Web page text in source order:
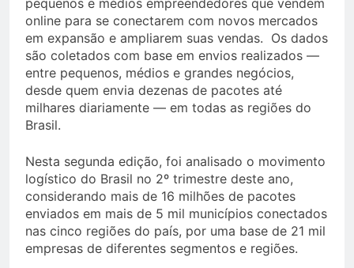
online para se conectarem com novos mercados
em expansão e ampliarem suas vendas. Os dados
são coletados com base em envios realizados —
entre pequenos, médios e grandes negócios,
desde quem envia dezenas de pacotes até
milhares diariamente — em todas as regiões do
Brasil.
Nesta segunda edição, foi analisado o movimento
logístico do Brasil no 2º trimestre deste ano,
considerando mais de 16 milhões de pacotes
enviados em mais de 5 mil municípios conectados
nas cinco regiões do país, por uma base de 21 mil
empresas de diferentes segmentos e regiões.